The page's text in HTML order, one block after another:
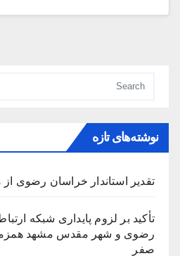
نوشته‌های تازه
تقدیر استاندار خراسان رضوی
تأکید بر لزوم پایداری شبکه
رضوی و شهر مقدس مشهد همزمان
صفر